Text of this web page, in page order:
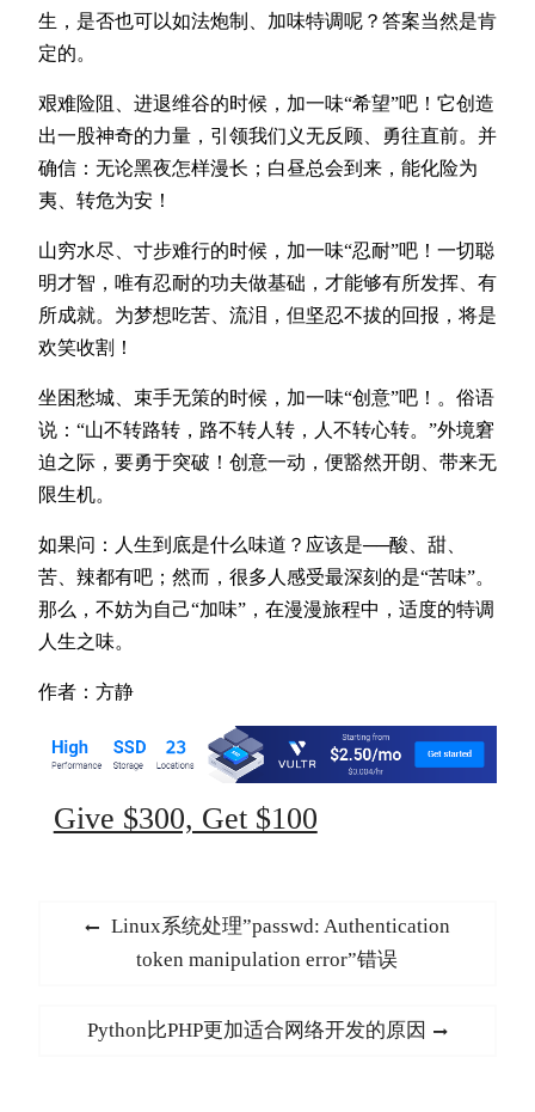
生，是否也可以如法炮制、加味特调呢？答案当然是肯
定的。
艰难险阻、进退维谷的时候，加一味“希望”吧！它创造
出一股神奇的力量，引领我们义无反顾、勇往直前。并
确信：无论黑夜怎样漫长；白昼总会到来，能化险为
夷、转危为安！
山穷水尽、寸步难行的时候，加一味“忍耐”吧！一切聪
明才智，唯有忍耐的功夫做基础，才能够有所发挥、有
所成就。为梦想吃苦、流泪，但坚忍不拔的回报，将是
欢笑收割！
坐困愁城、束手无策的时候，加一味“创意”吧！。俗语
说：“山不转路转，路不转人转，人不转心转。”外境窘
迫之际，要勇于突破！创意一动，便豁然开朗、带来无
限生机。
如果问：人生到底是什么味道？应该是──酸、甜、
苦、辣都有吧；然而，很多人感受最深刻的是“苦味”。
那么，不妨为自己“加味”，在漫漫旅程中，适度的特调
人生之味。
作者：方静
Give $300, Get $100
Previous
post:
Linux系统处理”passwd: Authentication
token manipulation error”错误
Next
Python比PHP更加适合网络开发的原因